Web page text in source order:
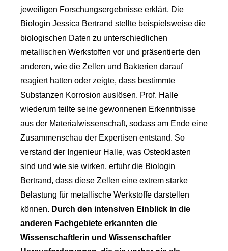
jeweiligen Forschungsergebnisse erklärt. Die
Biologin Jessica Bertrand stellte beispielsweise die
biologischen Daten zu unterschiedlichen
metallischen Werkstoffen vor und präsentierte den
anderen, wie die Zellen und Bakterien darauf
reagiert hatten oder zeigte, dass bestimmte
Substanzen Korrosion auslösen. Prof. Halle
wiederum teilte seine gewonnenen Erkenntnisse
aus der Materialwissenschaft, sodass am Ende eine
Zusammenschau der Expertisen entstand. So
verstand der Ingenieur Halle, was Osteoklasten
sind und wie sie wirken, erfuhr die Biologin
Bertrand, dass diese Zellen eine extrem starke
Belastung für metallische Werkstoffe darstellen
können. Durch den intensiven Einblick in die
anderen Fachgebiete erkannten die
Wissenschaftlerin und Wissenschaftler